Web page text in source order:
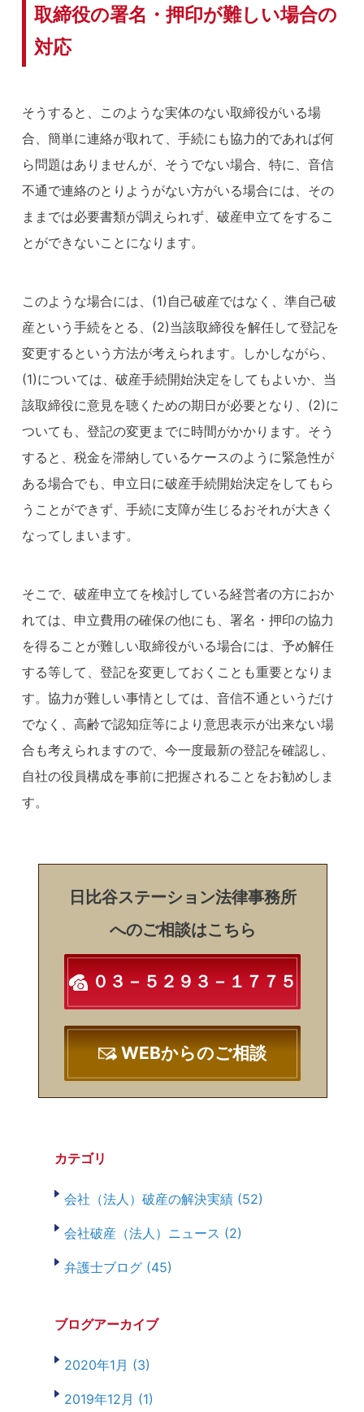
取締役の署名・押印が難しい場合の
対応
そうすると、このような実体のない取締役がいる場
合、簡単に連絡が取れて、手続にも協力的であれば何
ら問題はありませんが、そうでない場合、特に、音信
不通で連絡のとりようがない方がいる場合には、その
ままでは必要書類が調えられず、破産申立てをするこ
とができないことになります。
このような場合には、(1)自己破産ではなく、準自己破
産という手続をとる、(2)当該取締役を解任して登記を
変更するという方法が考えられます。しかしながら、
(1)については、破産手続開始決定をしてもよいか、当
該取締役に意見を聴くための期日が必要となり、(2)に
ついても、登記の変更までに時間がかかります。そう
すると、税金を滞納しているケースのように緊急性が
ある場合でも、申立日に破産手続開始決定をしてもら
うことができず、手続に支障が生じるおそれが大きく
なってしまいます。
そこで、破産申立てを検討している経営者の方におか
れては、申立費用の確保の他にも、署名・押印の協力
を得ることが難しい取締役がいる場合には、予め解任
する等して、登記を変更しておくことも重要となりま
す。協力が難しい事情としては、音信不通というだけ
でなく、高齢で認知症等により意思表示が出来ない場
合も考えられますので、今一度最新の登記を確認し、
自社の役員構成を事前に把握されることをお勧めしま
す。
日比谷ステーション法律事務所
へのご相談はこちら
０３－５２９３－１７７５
WEBからのご相談
カテゴリ
会社（法人）破産の解決実績 (52)
会社破産（法人）ニュース (2)
弁護士ブログ (45)
ブログアーカイブ
2020年1月 (3)
2019年12月 (1)